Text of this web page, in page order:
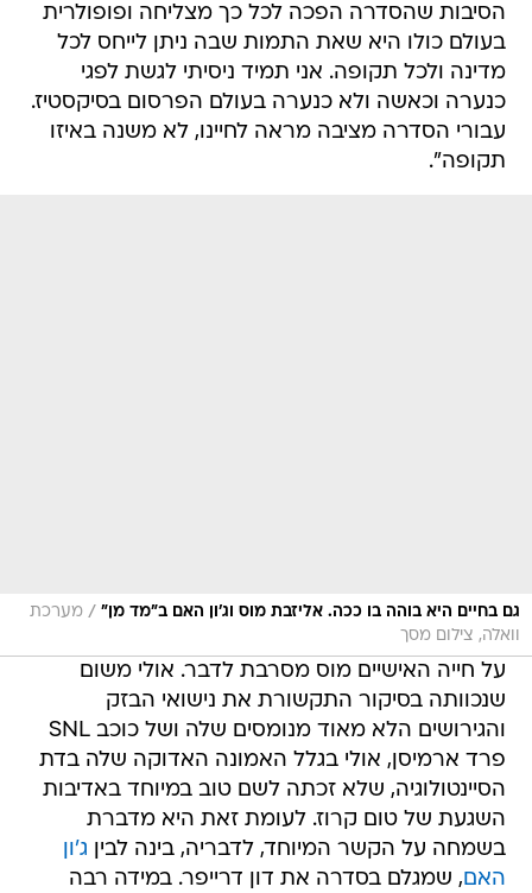
הסיבות שהסדרה הפכה לכל כך מצליחה ופופולרית
בעולם כולו היא שאת התמות שבה ניתן לייחס לכל
מדינה ולכל תקופה. אני תמיד ניסיתי לגשת לפגי
כנערה וכאשה ולא כנערה בעולם הפרסום בסיקסטיז.
עבורי הסדרה מציבה מראה לחיינו, לא משנה באיזו
תקופה".
גם בחיים היא בוהה בו ככה. אליזבת מוס וג'ון האם ב"מד מן" / מערכת
וואלה, צילום מסך
על חייה האישיים מוס מסרבת לדבר. אולי משום
שנכוותה בסיקור התקשורת את נישואי הבזק
והגירושים הלא מאוד מנומסים שלה ושל כוכב SNL
פרד ארמיסן, אולי בגלל האמונה האדוקה שלה בדת
הסיינטולוגיה, שלא זכתה לשם טוב במיוחד באדיבות
השגעת של טום קרוז. לעומת זאת היא מדברת
בשמחה על הקשר המיוחד, לדבריה, בינה לבין ג'ון
האם, שמגלם בסדרה את דון דרייפר. במידה רבה